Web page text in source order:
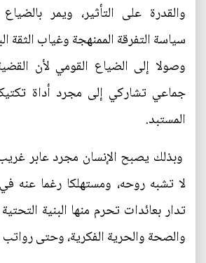
والقدرة على التأثير، ويمر
سياسة التفرقة الممنهجة وغياب الثقة
وصولا إلى الضياع القومي لأن
جماعي تشاركي إلى مجرد أداة
المستبد.
وبذلك يصبح الإنسان مجرد عابر
لا تشبه روحه، ومستهلكا رغما عنه
تدار بعائدات تحرم منها البنية
والصحة والحرية الفكرية، وحتى